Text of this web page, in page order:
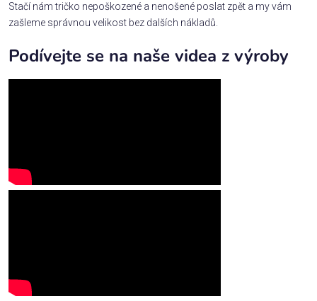
Stačí nám tričko nepoškozené a nenošené poslat zpět a my vám
zašleme správnou velikost bez dalších nákladů.
Podívejte se na naše videa z výroby